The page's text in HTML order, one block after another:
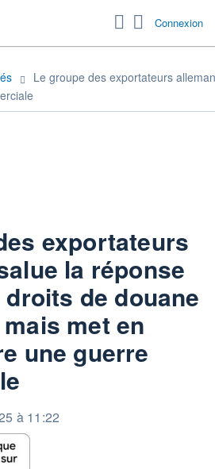
Connexion
Le groupe des exportateurs
exportateurs
la réponse
de douane
met en
une guerre
à 11:22